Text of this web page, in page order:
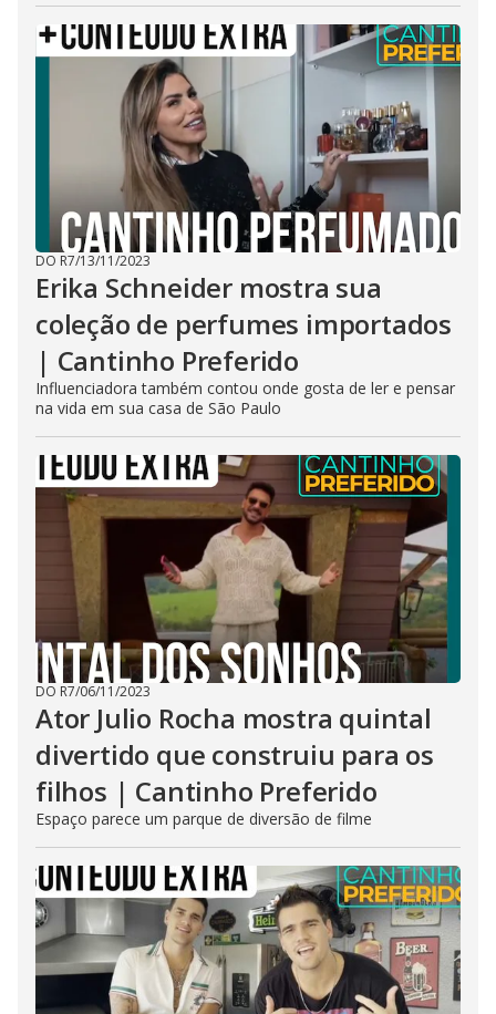
DO R7/13/11/2023
Erika Schneider mostra sua
coleção de perfumes importados
| Cantinho Preferido
Influenciadora também contou onde gosta de ler e pensar
na vida em sua casa de São Paulo
DO R7/06/11/2023
Ator Julio Rocha mostra quintal
divertido que construiu para os
filhos | Cantinho Preferido
Espaço parece um parque de diversão de filme